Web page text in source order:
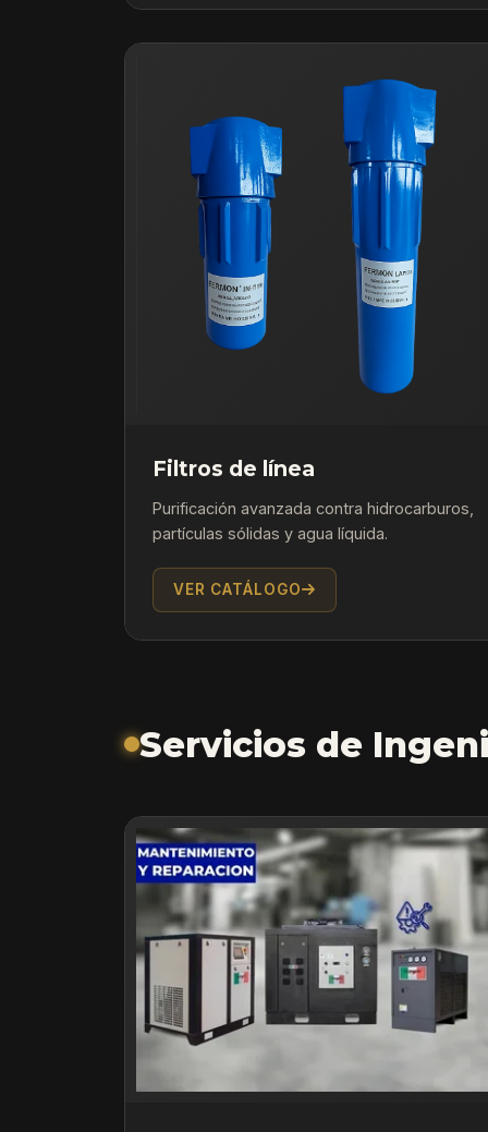
Filtros de línea
Purificación avanzada contra hidrocarburos,
partículas sólidas y agua líquida.
VER CATÁLOGO
Servicios de